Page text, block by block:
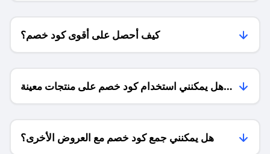
كيف أحصل على أقوى كود خصم؟
هل يمكنني استخدام كود خصم على منتجات معينة
فقط؟
هل يمكنني جمع كود خصم مع العروض الأخرى؟